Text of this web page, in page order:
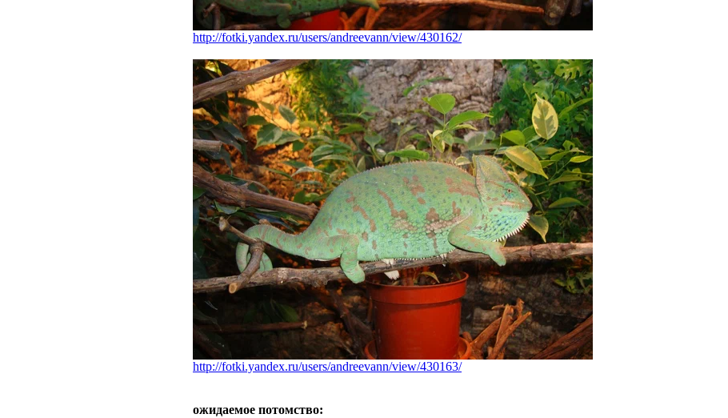
http://fotki.yandex.ru/users/andreevann/view/430162/
http://fotki.yandex.ru/users/andreevann/view/430163/
ожидаемое потомство: